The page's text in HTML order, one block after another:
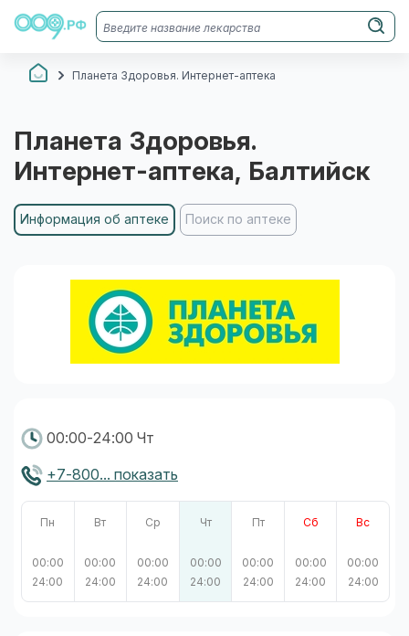
Планета Здоровья. Интернет-аптека
Планета Здоровья.
Интернет-аптека, Балтийск
Информация об аптеке Поиск по аптеке
00:00-24:00 Чт
+7-800... показать
Пн
00:00
24:00
Вт
00:00
24:00
Ср
00:00
24:00
Чт
00:00
24:00
Пт
00:00
24:00
Сб
00:00
24:00
Вс
00:00
24:00